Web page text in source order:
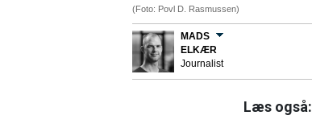
(Foto: Povl D. Rasmussen)
MADS
ELKÆR
Journalist
Læs også: